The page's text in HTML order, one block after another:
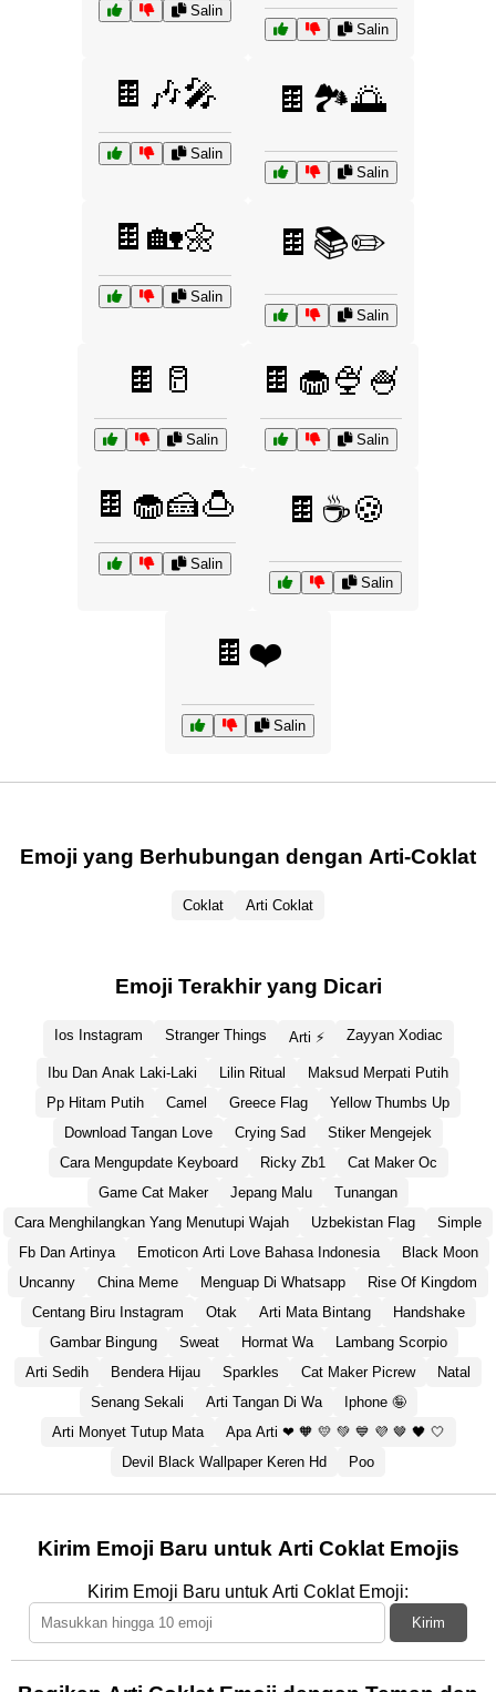
Salin
Salin
🍫🎶🎤
Salin
🍫🏞️🌅
Salin
🍫🏡🌼
Salin
🍫📚✏️
Salin
🍫🥛
Salin
🍫🧁🍨🍧
Salin
🍫🧁🍰🍮
Salin
🍫☕🍪
Salin
🍫❤️
Salin
Emoji yang Berhubungan dengan Arti-Coklat
Coklat Arti Coklat
Emoji Terakhir yang Dicari
Ios Instagram Stranger Things Arti ⚡ Zayyan Xodiac
Ibu Dan Anak Laki-Laki Lilin Ritual
Maksud Merpati Putih
Pp Hitam Putih
Camel Greece Flag
Yellow Thumbs Up
Download Tangan Love
Crying Sad
Stiker Mengejek
Cara Mengupdate Keyboard
Ricky Zb1
Cat Maker Oc
Game Cat Maker
Jepang Malu
Tunangan
Cara Menghilangkan Yang Menutupi Wajah
Uzbekistan Flag
Simple
Fb Dan Artinya
Emoticon Arti Love Bahasa Indonesia
Black Moon
Uncanny
China Meme Menguap Di Whatsapp
Rise Of Kingdom
Centang Biru Instagram
Otak Arti Mata Bintang
Handshake
Gambar Bingung
Sweat Hormat Wa
Lambang Scorpio
Arti Sedih
Bendera Hijau Sparkles Cat Maker Picrew
Natal
Senang Sekali
Arti Tangan Di Wa
Iphone 🤪
Arti Monyet Tutup Mata
Apa Arti ❤ 🧡 💛 💚 💙 💜 🤎 🖤 🤍
Devil Black Wallpaper Keren Hd
Poo
Kirim Emoji Baru untuk Arti Coklat Emojis
Kirim Emoji Baru untuk Arti Coklat Emoji:
Kirim